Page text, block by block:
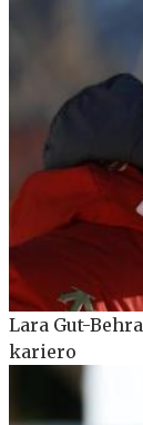
Lara Gut-
kariero